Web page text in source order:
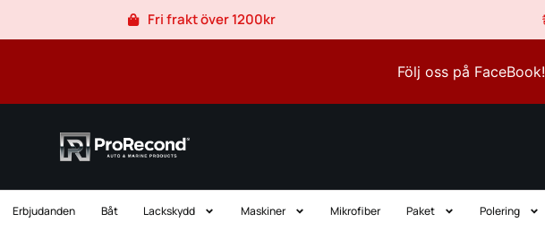
Fri frakt över 1200kr
Följ oss på FaceBook!
Erbjudanden Båt Lackskydd Maskiner Mikrofiber Paket Polering